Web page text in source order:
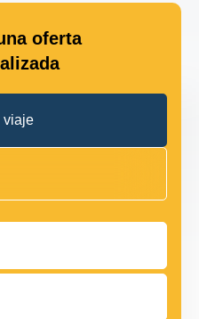
oferta
viaje